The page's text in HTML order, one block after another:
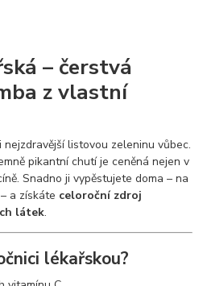
– čerstvá
z vlastní
listovou zeleninu vůbec.
pikantní chutí je ceněná nejen v
Snadno ji vypěstujete doma – na
a získáte celoroční zdroj
látek.
lékařskou?